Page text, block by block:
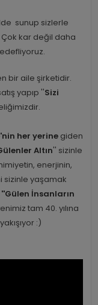
sunup sizlerle
kar değil daha
bir aile şirketidir.
yapıp ''Sizi
her yerinegiden
Altın'' sizinle
enerjinin,
sizinle yaşamak
''Gülen İnsanların
tam 40. yılına
:)